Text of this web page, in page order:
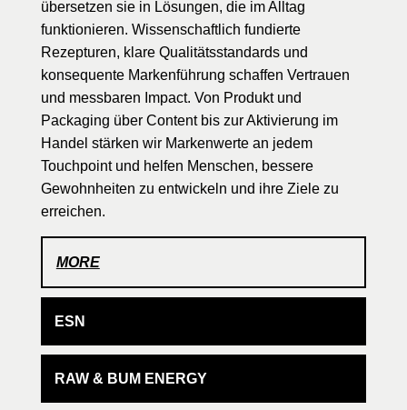
übersetzen sie in Lösungen, die im Alltag
funktionieren. Wissenschaftlich fundierte
Rezepturen, klare Qualitätsstandards und
konsequente Markenführung schaffen Vertrauen
und messbaren Impact. Von Produkt und
Packaging über Content bis zur Aktivierung im
Handel stärken wir Markenwerte an jedem
Touchpoint und helfen Menschen, bessere
Gewohnheiten zu entwickeln und ihre Ziele zu
erreichen.
MORE
ESN
RAW & BUM ENERGY